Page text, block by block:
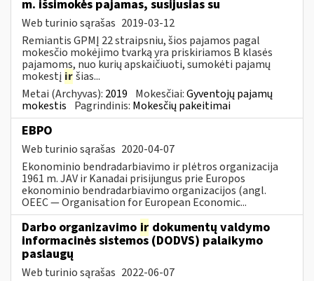
m. išsimokės pajamas, susijusias su
Web turinio sąrašas 2019-03-12
Remiantis GPMĮ 22 straipsniu, šios pajamos pagal
mokesčio mokėjimo tvarką yra priskiriamos B klasės
pajamoms, nuo kurių apskaičiuoti, sumokėti pajamų
mokestį iršias...
Metai (Archyvas): 2019 Mokesčiai:Gyventojų pajamų
mokestis Pagrindinis: Mokesčių pakeitimai
EBPO
Web turinio sąrašas 2020-04-07
Ekonominio bendradarbiavimo ir plėtros organizacija
1961 m. JAV ir Kanadai prisijungus prie Europos
ekonominio bendradarbiavimo organizacijos (angl.
OEEC — Organisation for European Economic...
Darbo organizavimo ir dokumentų valdymo
informacinės sistemos (DODVS) palaikymo
paslaugų
Web turinio sąrašas 2022-06-07